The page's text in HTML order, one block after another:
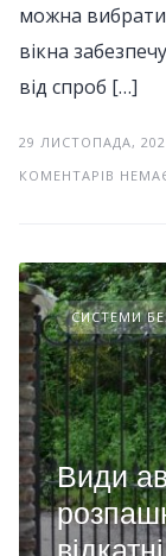
можна вибрати
вікна
від спроб […]
29 ЛИСТОПАДА,
КОМЕНТАРІВ
СИСТЕМИ
Види